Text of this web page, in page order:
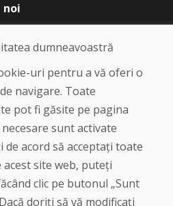
noi
de mărfuri
datelor cu caracter personal
dumneavoastră
uri pentru a vă oferi o
navigare. Toate
pot fi găsite pe pagina
sunt activate
acord să acceptați toate
site web, puteți
clic pe butonul „Sunt
doriți să vă modificați